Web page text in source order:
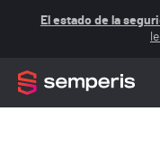
El estado de la